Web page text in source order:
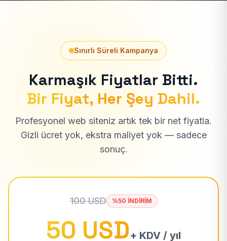
Sınırlı Süreli Kampanya
Karmaşık Fiyatlar Bitti.
Bir Fiyat, Her Şey Dahil.
Profesyonel web siteniz artık tek bir net fiyatla.
Gizli ücret yok, ekstra maliyet yok — sadece
sonuç.
100 USD %50 İNDİRİM
50 USD+ KDV / yıl